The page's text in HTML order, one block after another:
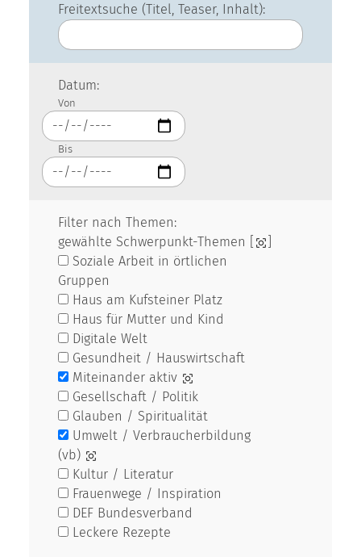
Freitextsuche (Titel, Teaser, Inhalt):
Datum:
Von
Bis
Filter nach Themen:
gewählte Schwerpunkt-Themen [
Soziale Arbeit in örtlichen
Gruppen
Haus am Kufsteiner Platz
Haus für Mutter und Kind
Digitale Welt
Gesundheit / Hauswirtschaft
Miteinander aktiv
Gesellschaft / Politik
Glauben / Spiritualität
Umwelt / Verbraucherbildung
(vb)
Kultur / Literatur
Frauenwege / Inspiration
DEF Bundesverband
Leckere Rezepte